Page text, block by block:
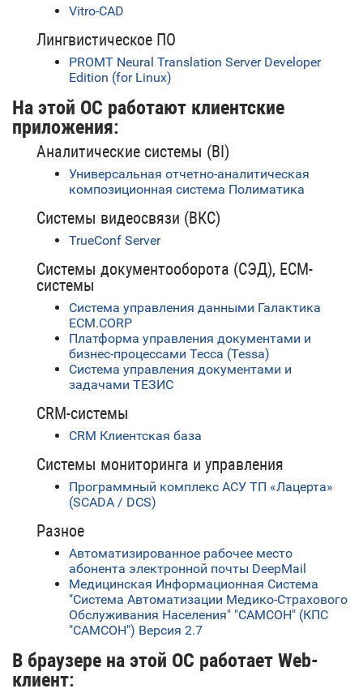
Vitro-CAD
Лингвистическое ПО
PROMT Neural Translation Server Developer
Edition (for Linux)
На этой ОС работают клиентские
приложения:
Аналитические системы (BI)
Универсальная отчетно-аналитическая
композиционная система Полиматика
Системы видеосвязи (ВКС)
TrueConf Server
Системы документооборота (СЭД), ECM-
системы
Система управления данными Галактика
ECM.CORP
Платформа управления документами и
бизнес-процессами Тесса (Tessa)
Система управления документами и
задачами ТЕЗИС
CRM-системы
CRM Клиентская база
Системы мониторинга и управления
Программный комплекс АСУ ТП «Лацерта»
(SCADA / DCS)
Разное
Автоматизированное рабочее место
абонента электронной почты DeepMail
Медицинская Информационная Система
"Система Автоматизации Медико-Страхового
Обслуживания Населения" "САМСОН" (КПС
"САМСОН") Версия 2.7
В браузере на этой ОС работает Web-
клиент: